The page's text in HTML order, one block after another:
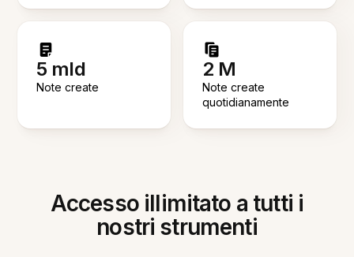
5 mld
Note create
2 M
Note create
quotidianamente
Accesso illimitato a tutti i
nostri strumenti